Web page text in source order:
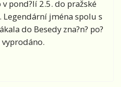
v pond?lí 2.5. do pražské
Legendární jména spolu s
do Besedy zna?n? po?